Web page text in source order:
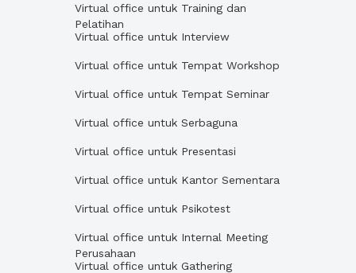
Virtual office untuk Training dan
Pelatihan
Virtual office untuk Interview
Virtual office untuk Tempat Workshop
Virtual office untuk Tempat Seminar
Virtual office untuk Serbaguna
Virtual office untuk Presentasi
Virtual office untuk Kantor Sementara
Virtual office untuk Psikotest
Virtual office untuk Internal Meeting
Perusahaan
Virtual office untuk Gathering